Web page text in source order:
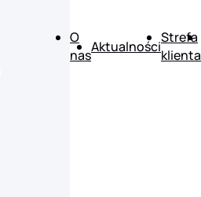
O
nas
Aktualności
Strefa
klienta